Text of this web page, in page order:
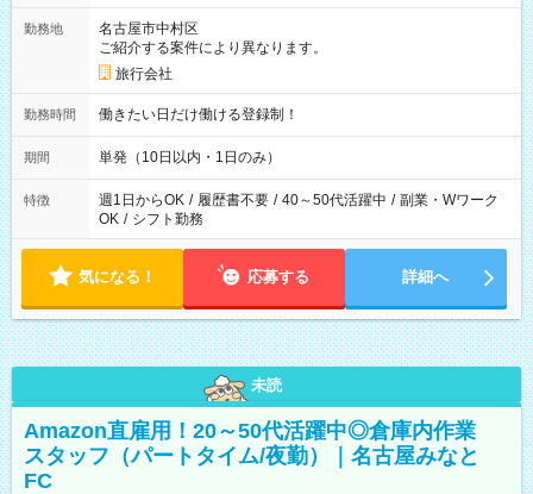
勤務地
名古屋市中村区
ご紹介する案件により異なります。
旅行会社
勤務時間 働きたい日だけ働ける登録制！
期間 単発（10日以内・1日のみ）
特徴 週1日からOK / 履歴書不要 / 40～50代活躍中 / 副業・Wワーク
OK / シフト勤務
気になる！ 応募する 詳細へ
未読
Amazon直雇用！20～50代活躍中◎倉庫内作業
スタッフ（パートタイム/夜勤）｜名古屋みなと
FC